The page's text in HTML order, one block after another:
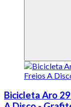
Bicicleta Aro